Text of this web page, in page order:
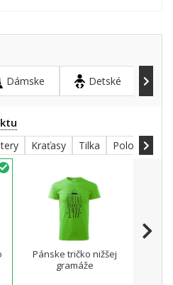
Dámske Detské
Kraťasy Tilka Polokošele
Pánske tričko nižšej
gramáže